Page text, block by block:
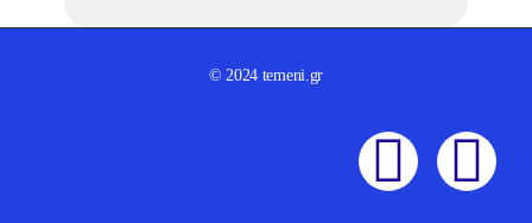
© 2024 temeni.gr